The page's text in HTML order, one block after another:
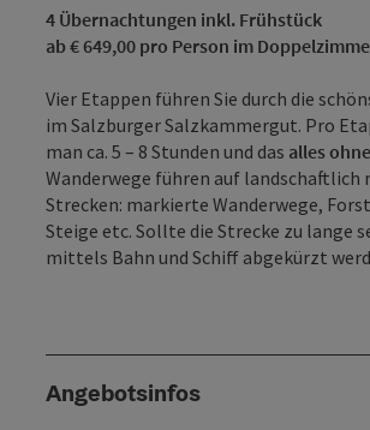
4 Übernachtungen inkl. Frühstück
ab € 649,00 pro Person im
Vier Etappen führen Sie durch die
im Salzburger Salzkammergut. Pro
man ca. 5 – 8 Stunden und das alles
Wanderwege führen auf landschaftlich
Strecken: markierte Wanderwege,
Steige etc. Sollte die Strecke zu lange
mittels Bahn und Schiff abgekürzt
Angebotsinfos